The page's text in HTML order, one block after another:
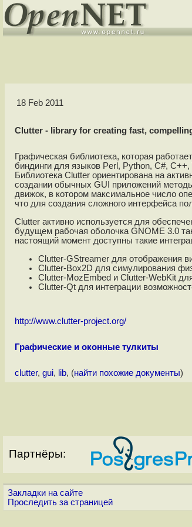
18 Feb 2011
Clutter - library for creating fast,
Графическая библиотека, которая
биндинги для языков Perl, Python, C#,
Библиотека Clutter ориентирована на
создании обычных GUI приложений
движок, в котором максимальное число
что для создания сложного интерфейса
Clutter активно используется для
будущем рабочая оболочка GNOME 3.0
настоящий момент доступны такие
Clutter-GStreamer для отображения
Clutter-Box2D для симулирования
Clutter-MozEmbed и Clutter-WebKit
Clutter-Qt для интеграции
http://www.clutter-project.org/
Графические и оконные тулкиты
clutter, gui, lib, (найти похожие документы)
Партнёры:
Закладки на сайте
Проследить за страницей